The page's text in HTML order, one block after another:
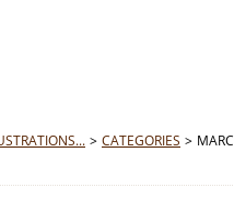
> CATEGORIES >